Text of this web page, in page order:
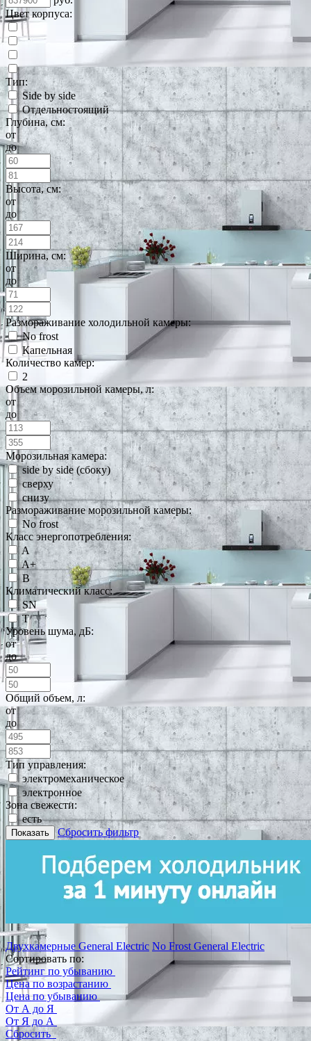
Цвет корпуса:
Тип:
Side by side
Отдельностоящий
Глубина, см:
от
до
Высота, см:
от
до
Ширина, см:
от
до
Размораживание холодильной камеры:
No frost
Капельная
Количество камер:
2
Объем морозильной камеры, л:
от
до
Морозильная камера:
side by side (сбоку)
сверху
снизу
Размораживание морозильной камеры:
No frost
Класс энергопотребления:
A
A+
B
Климатический класс:
SN
T
Уровень шума, дБ:
от
до
Общий объем, л:
от
до
Тип управления:
электромеханическое
электронное
Зона свежести:
есть
Показать Сбросить фильтр
Двухкамерные General Electric No Frost General Electric
Сортировать по:
Рейтинг по убыванию
Цена по возрастанию
Цена по убыванию
От А до Я
От Я до А
Сбросить